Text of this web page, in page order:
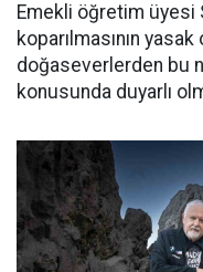
Emekli öğretim üyesi
koparılmasının
doğaseverlerden bu
konusunda duyarlı